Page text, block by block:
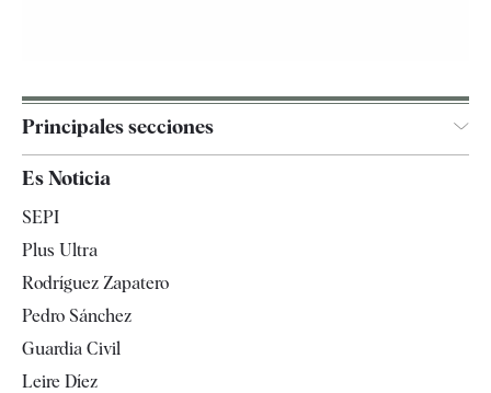
Principales secciones
Televisión
Es Noticia
SEPI
Plus Ultra
Rodríguez Zapatero
Pedro Sánchez
Guardia Civil
Leire Díez